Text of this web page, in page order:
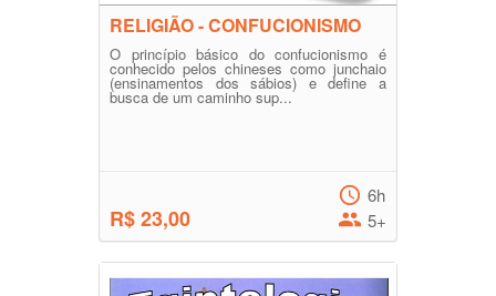
RELIGIÃO - CONFUCIONISMO
O princípio básico do confucionismo é
conhecido pelos chineses como junchaio
(ensinamentos dos sábios) e define a
busca de um caminho sup...
R$ 23,00
6h
5+